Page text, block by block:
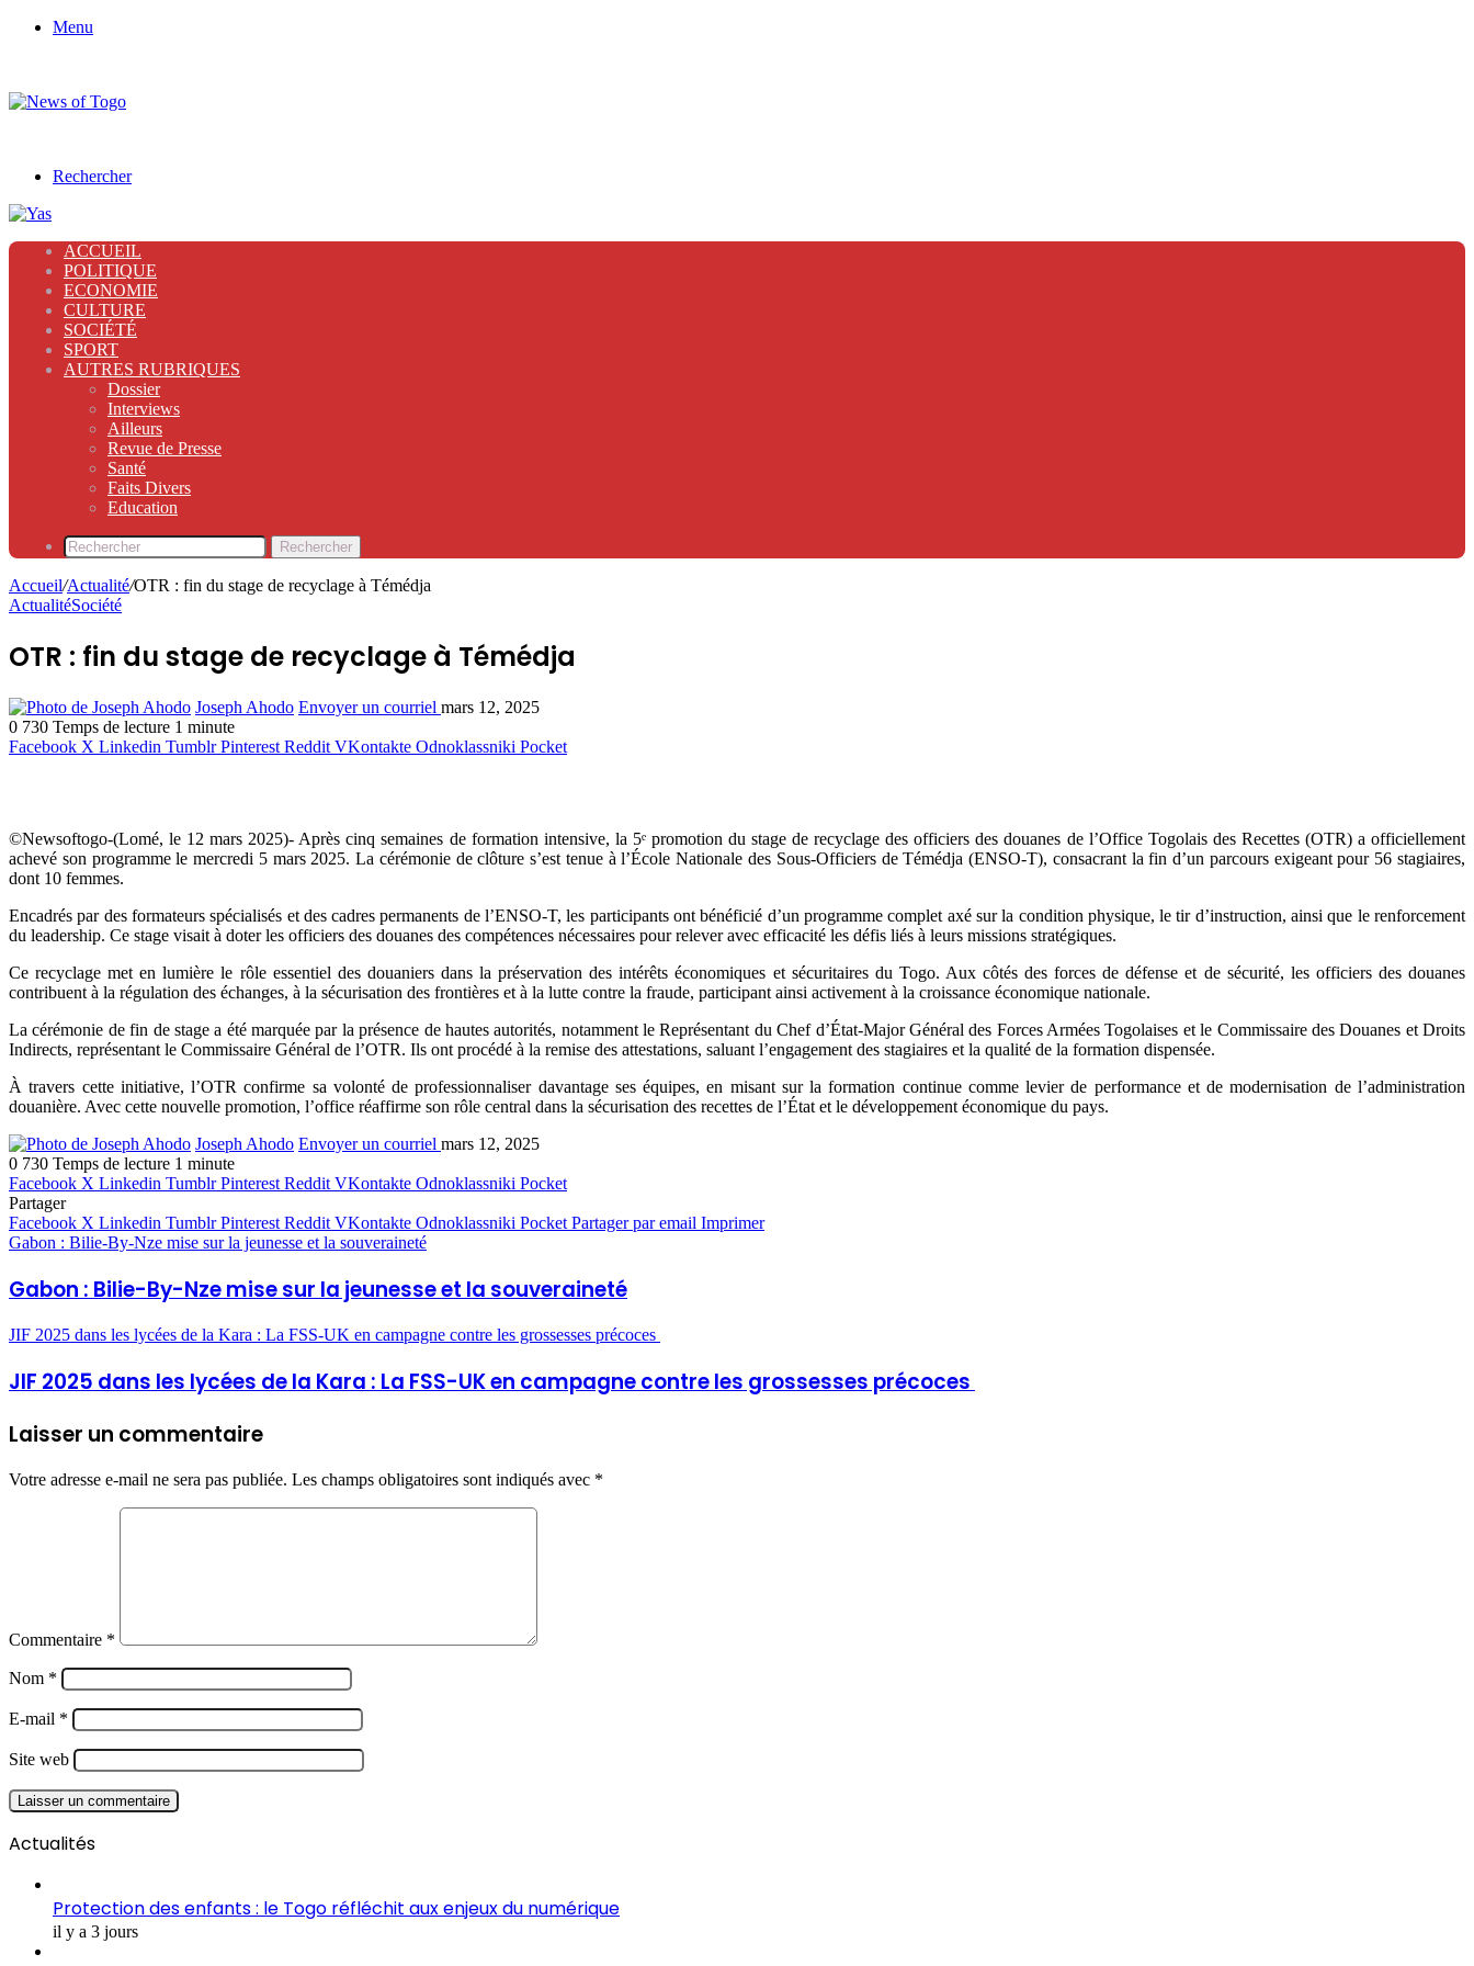
Menu
Rechercher
ACCUEIL
POLITIQUE
ECONOMIE
CULTURE
SOCIÉTÉ
SPORT
AUTRES RUBRIQUES
Dossier
Interviews
Ailleurs
Revue de Presse
Santé
Faits Divers
Education
Rechercher
Accueil/Actualité/OTR : fin du stage de recyclage à Témédja
ActualitéSociété
OTR : fin du stage de recyclage à Témédja
Joseph Ahodo Envoyer un courriel mars 12, 2025
0 730 Temps de lecture 1 minute
Facebook X Linkedin Tumblr Pinterest Reddit VKontakte Odnoklassniki Pocket
©Newsoftogo-(Lomé, le 12 mars 2025)- Après cinq semaines de formation intensive, la 5ᵉ promotion du stage de recyclage des officiers des douanes de l’Office Togolais des Recettes (OTR) a officiellement
achevé son programme le mercredi 5 mars 2025. La cérémonie de clôture s’est tenue à l’École Nationale des Sous-Officiers de Témédja (ENSO-T), consacrant la fin d’un parcours exigeant pour 56 stagiaires,
dont 10 femmes.
Encadrés par des formateurs spécialisés et des cadres permanents de l’ENSO-T, les participants ont bénéficié d’un programme complet axé sur la condition physique, le tir d’instruction, ainsi que le renforcement
du leadership. Ce stage visait à doter les officiers des douanes des compétences nécessaires pour relever avec efficacité les défis liés à leurs missions stratégiques.
Ce recyclage met en lumière le rôle essentiel des douaniers dans la préservation des intérêts économiques et sécuritaires du Togo. Aux côtés des forces de défense et de sécurité, les officiers des douanes
contribuent à la régulation des échanges, à la sécurisation des frontières et à la lutte contre la fraude, participant ainsi activement à la croissance économique nationale.
La cérémonie de fin de stage a été marquée par la présence de hautes autorités, notamment le Représentant du Chef d’État-Major Général des Forces Armées Togolaises et le Commissaire des Douanes et Droits
Indirects, représentant le Commissaire Général de l’OTR. Ils ont procédé à la remise des attestations, saluant l’engagement des stagiaires et la qualité de la formation dispensée.
À travers cette initiative, l’OTR confirme sa volonté de professionnaliser davantage ses équipes, en misant sur la formation continue comme levier de performance et de modernisation de l’administration
douanière. Avec cette nouvelle promotion, l’office réaffirme son rôle central dans la sécurisation des recettes de l’État et le développement économique du pays.
Joseph Ahodo Envoyer un courriel mars 12, 2025
0 730 Temps de lecture 1 minute
Facebook X Linkedin Tumblr Pinterest Reddit VKontakte Odnoklassniki Pocket
Partager
Facebook X Linkedin Tumblr Pinterest Reddit VKontakte Odnoklassniki Pocket Partager par email Imprimer
Gabon : Bilie-By-Nze mise sur la jeunesse et la souveraineté
Gabon : Bilie-By-Nze mise sur la jeunesse et la souveraineté
JIF 2025 dans les lycées de la Kara : La FSS-UK en campagne contre les grossesses précoces
JIF 2025 dans les lycées de la Kara : La FSS-UK en campagne contre les grossesses précoces
Laisser un commentaire
Votre adresse e-mail ne sera pas publiée. Les champs obligatoires sont indiqués avec *
Commentaire *
Nom *
E-mail *
Site web
Actualités
Protection des enfants : le Togo réfléchit aux enjeux du numérique
il y a 3 jours